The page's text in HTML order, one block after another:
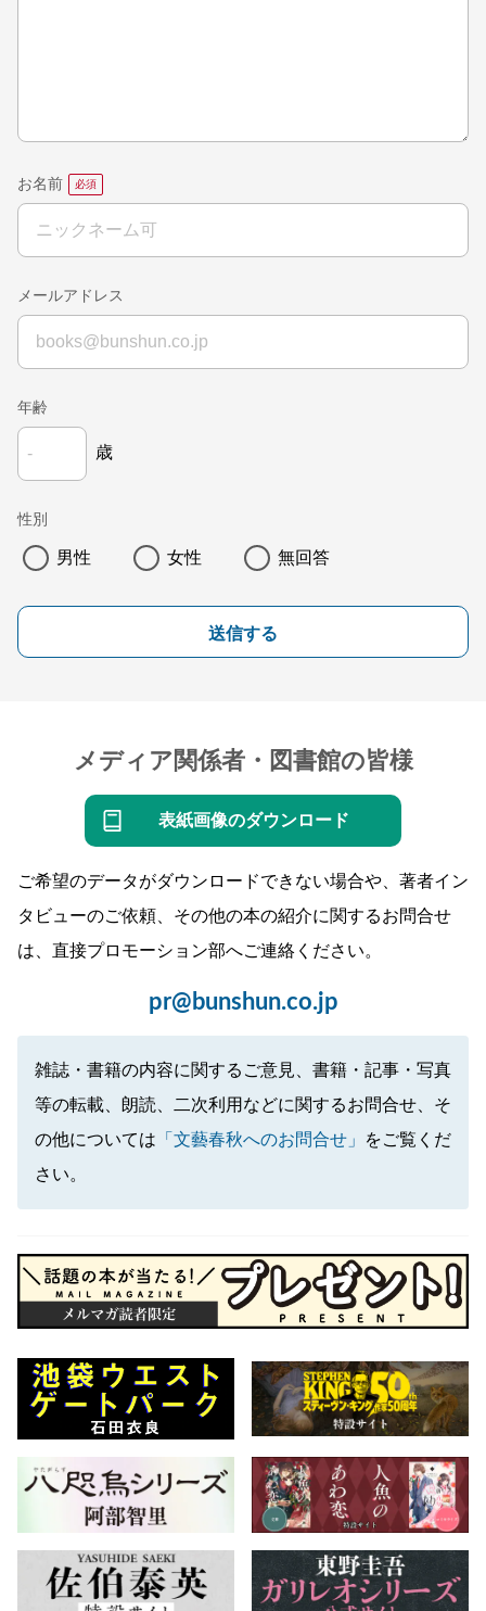
お名前
メールアドレス
年齢
歳
性別
男性 女性 無回答
送信する
メディア関係者・図書館の皆様
表紙画像のダウンロード
ご希望のデータがダウンロードできない場合や、著者イン
タビューのご依頼、その他の本の紹介に関するお問合せ
は、直接プロモーション部へご連絡ください。
pr@bunshun.co.jp
雑誌・書籍の内容に関するご意見、書籍・記事・写真
等の転載、朗読、二次利用などに関するお問合せ、そ
の他については 「文藝春秋へのお問合せ」
をご覧くだ
さい。